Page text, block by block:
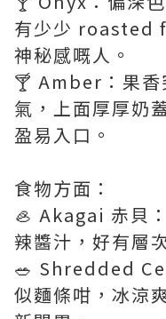
有少少 roasted
神秘感嘅人。
🍸 Amber：果香
氣，上面厚厚奶
盈易入口。
食物方面：
🦪 Akagai 赤貝
辣醬汁，好有層
🥗 Shredded
似麵條咁，冰涼